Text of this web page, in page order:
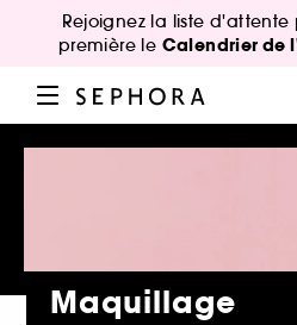
Rejoignez la liste
première le Calendrier de
Maquillage